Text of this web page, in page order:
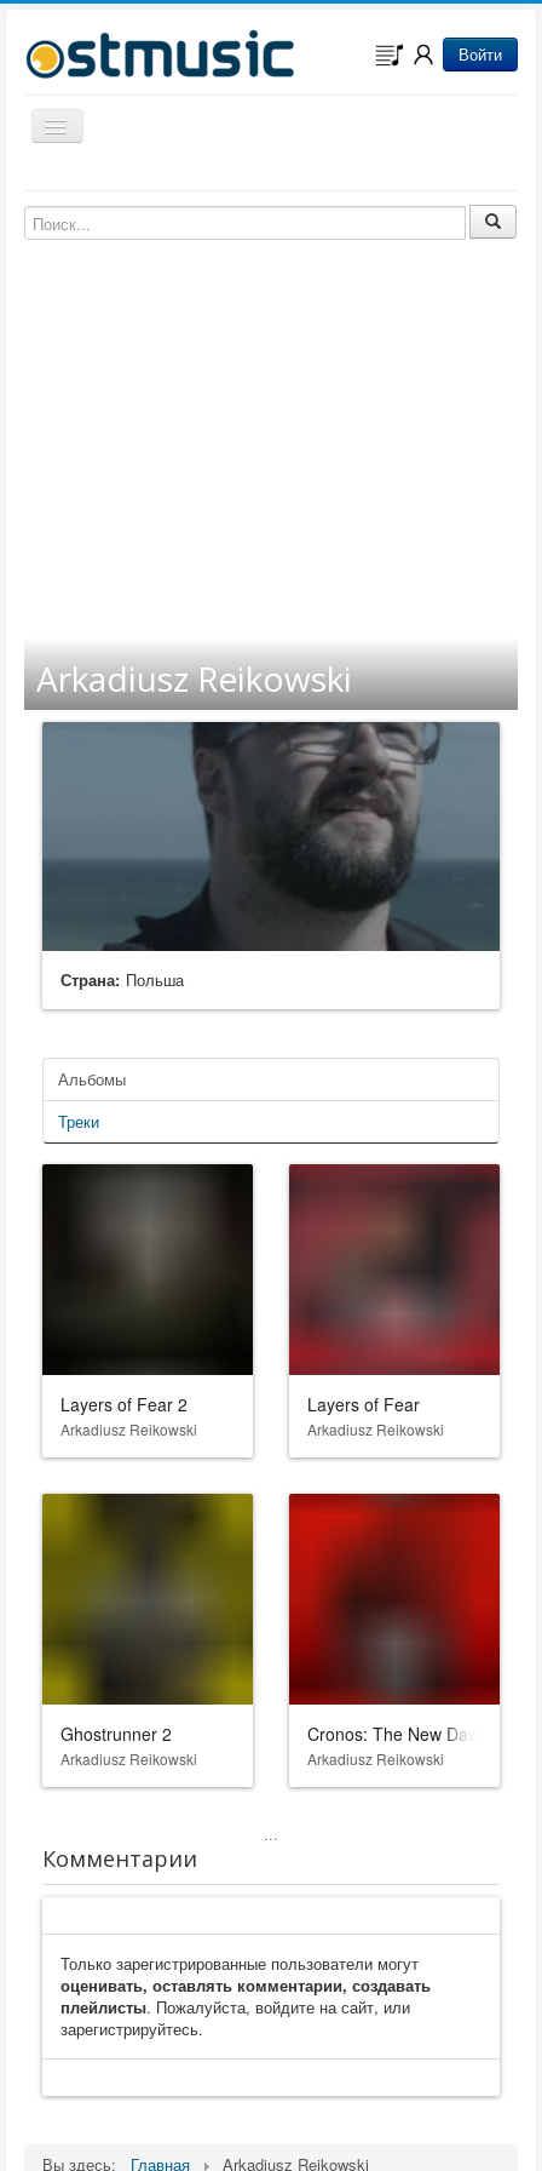
Войти
Включить/выключить навигацию
Музыка из мультфильмов
Музыка из сериалов
Arkadiusz Reikowski
Страна: Польша
Альбомы
Треки
Layers of Fear 2
Arkadiusz Reikowski
Layers of Fear
Arkadiusz Reikowski
Ghostrunner 2
Arkadiusz Reikowski
Cronos: The New Dawn
Arkadiusz Reikowski
...
Комментарии
Только зарегистрированные пользователи могут
оценивать, оставлять комментарии, создавать
плейлисты. Пожалуйста, войдите на сайт, или
зарегистрируйтесь.
Вы здесь: Главная Arkadiusz Reikowski